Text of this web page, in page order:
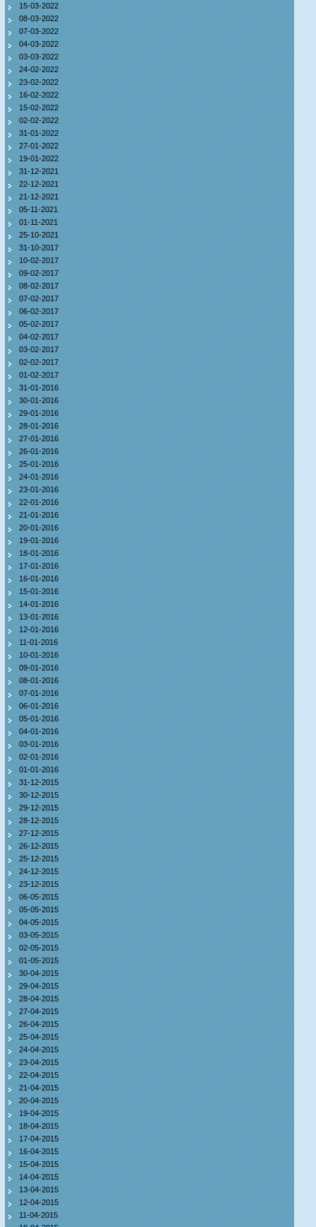
15-03-2022
08-03-2022
07-03-2022
04-03-2022
03-03-2022
24-02-2022
23-02-2022
16-02-2022
15-02-2022
02-02-2022
31-01-2022
27-01-2022
19-01-2022
31-12-2021
22-12-2021
21-12-2021
05-11-2021
01-11-2021
25-10-2021
31-10-2017
10-02-2017
09-02-2017
08-02-2017
07-02-2017
06-02-2017
05-02-2017
04-02-2017
03-02-2017
02-02-2017
01-02-2017
31-01-2016
30-01-2016
29-01-2016
28-01-2016
27-01-2016
26-01-2016
25-01-2016
24-01-2016
23-01-2016
22-01-2016
21-01-2016
20-01-2016
19-01-2016
18-01-2016
17-01-2016
16-01-2016
15-01-2016
14-01-2016
13-01-2016
12-01-2016
11-01-2016
10-01-2016
09-01-2016
08-01-2016
07-01-2016
06-01-2016
05-01-2016
04-01-2016
03-01-2016
02-01-2016
01-01-2016
31-12-2015
30-12-2015
29-12-2015
28-12-2015
27-12-2015
26-12-2015
25-12-2015
24-12-2015
23-12-2015
06-05-2015
05-05-2015
04-05-2015
03-05-2015
02-05-2015
01-05-2015
30-04-2015
29-04-2015
28-04-2015
27-04-2015
26-04-2015
25-04-2015
24-04-2015
23-04-2015
22-04-2015
21-04-2015
20-04-2015
19-04-2015
18-04-2015
17-04-2015
16-04-2015
15-04-2015
14-04-2015
13-04-2015
12-04-2015
11-04-2015